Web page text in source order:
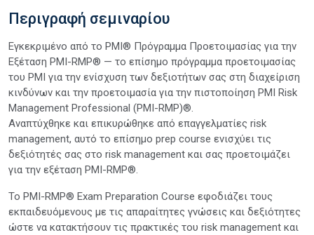
Περιγραφή σεμιναρίου
Εγκεκριμένο από το PMI® Πρόγραμμα Προετοιμασίας για την
Εξέταση PMI-RMP® — το επίσημο πρόγραμμα προετοιμασίας
του PMI για την ενίσχυση των δεξιοτήτων σας στη διαχείριση
κινδύνων και την προετοιμασία για την πιστοποίηση PMI Risk
Management Professional (PMI-RMP)®.
Αναπτύχθηκε και επικυρώθηκε από επαγγελματίες risk
management, αυτό το επίσημο prep course ενισχύει τις
δεξιότητές σας στο risk management και σας προετοιμάζει
για την εξέταση PMI-RMP®.
Το PMI-RMP® Exam Preparation Course εφοδιάζει τους
εκπαιδευόμενους με τις απαραίτητες γνώσεις και δεξιότητες
ώστε να κατακτήσουν τις πρακτικές του risk management και